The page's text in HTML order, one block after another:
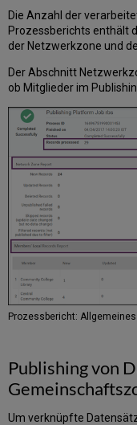
Die Anzahl der
Prozessberichts enthält
der Netzwerkzone und
Der Abschnitt
ob Mitglieder im
Prozessbericht:
Publishing von
Um verknüpfte